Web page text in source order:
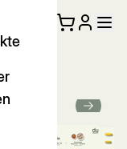
(DE)
Next